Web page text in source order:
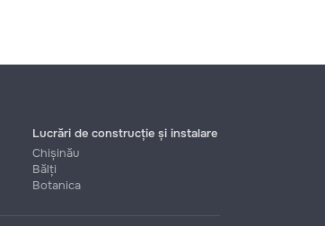
Lucrări de construcție și instalare
Chișinău
Bălți
Botanica